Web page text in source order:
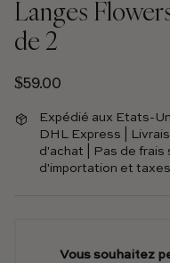
Langes
de 2
Prix régulier
$59.00
Expédié aux Etats-
DHL Express |
d'achat | Pas de frais
d'importation et
Vous souhaitez